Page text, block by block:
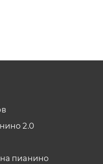
2.0
пианино